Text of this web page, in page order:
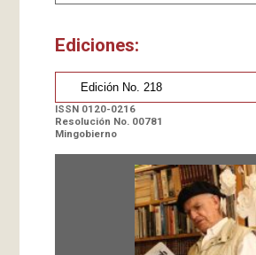
Ediciones:
ISSN 0120-0216
Resolución No. 00781
Mingobierno